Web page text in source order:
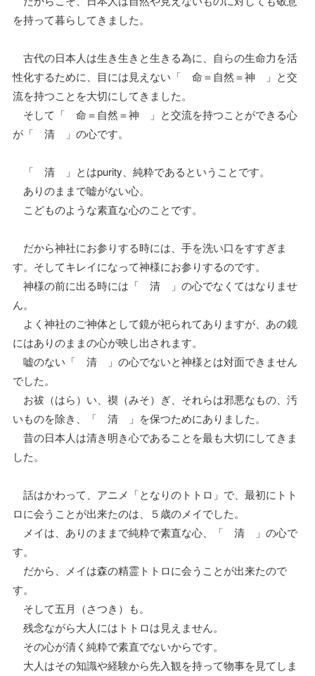
を持って暮らしてきました。
古代の日本人は生き生きと生きる為に、自らの生命力を活
性化するために、目には見えない「 命＝自然＝神 」と交
流を持つことを大切にしてきました。
そして「 命＝自然＝神 」と交流を持つことができる心
が「 清 」の心です。
「 清 」とはpurity、純粋であるということです。
ありのままで嘘がない心。
こどものような素直な心のことです。
だから神社にお参りする時には、手を洗い口をすすぎま
す。そしてキレイになって神様にお参りするのです。
神様の前に出る時には「 清 」の心でなくてはなりませ
ん。
よく神社のご神体として鏡が祀られてありますが、あの鏡
にはありのままの心が映し出されます。
嘘のない「 清 」の心でないと神様とは対面できません
でした。
お祓（はら）い、禊（みそ）ぎ、それらは邪悪なもの、汚
いものを除き、「 清 」を保つためにありました。
昔の日本人は清き明き心であることを最も大切にしてきま
した。
話はかわって、アニメ「となりのトトロ」で、最初にトト
ロに会うことが出来たのは、５歳のメイでした。
メイは、ありのままで純粋で素直な心、「 清 」の心で
す。
だから、メイは森の精霊トトロに会うことが出来たので
す。
そして五月（さつき）も。
残念ながら大人にはトトロは見えません。
その心が清く純粋で素直でないからです。
大人はその知識や経験から先入観を持って物事を見てしま